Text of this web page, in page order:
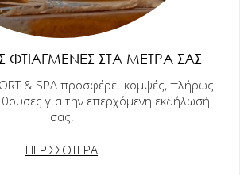
ΦΤΙΑΓΜΈΝΕΣ ΣΤΑ ΜΈΤΡΑ ΣΑΣ
& SPA προσφέρει κομψές, πλήρως
για την επερχόμενη εκδήλωσή
σας.
ΠΕΡΙΣΣΟΤΕΡΑ